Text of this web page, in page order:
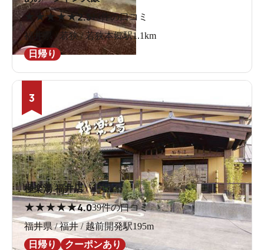
★ ★★★★2.513件の口コミ
福井県 / 若狭 / 若狭本郷駅1.1km
日帰り
3
極楽湯 福井店
★★★★★4.039件の口コミ
福井県 / 福井 / 越前開発駅195m
日帰り
クーポンあり